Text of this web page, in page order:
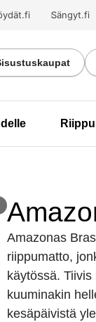
Sängyt.fi
Amazonas
riippumatto,
käytössä.
kuuminakin
kesäpäivistä